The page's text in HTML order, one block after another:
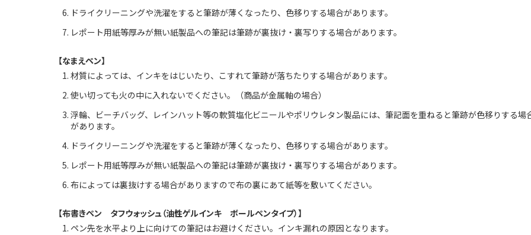
ドライクリーニングや洗濯をすると筆跡が薄くなったり、色移りする場合があります。
レポート用紙等厚みが無い紙製品への筆記は筆跡が裏抜け・裏写りする場合があります。
【なまえペン】
材質によっては、インキをはじいたり、こすれて筆跡が落ちたりする場合があります。
使い切っても火の中に入れないでください。（商品が金属軸の場合）
浮輪、ビーチバッグ、レインハット等の軟質塩化ビニールやポリウレタン製品には、筆記面を重ねると筆跡が色移りする場
があります。
ドライクリーニングや洗濯をすると筆跡が薄くなったり、色移りする場合があります。
レポート用紙等厚みが無い紙製品への筆記は筆跡が裏抜け・裏写りする場合があります。
布によっては裏抜けする場合がありますので布の裏にあて紙等を敷いてください。
【布書きペン タフウォッシュ（油性ゲルインキ ボールペンタイプ）】
ペン先を水平より上に向けての筆記はお避けください。インキ漏れの原因となります。